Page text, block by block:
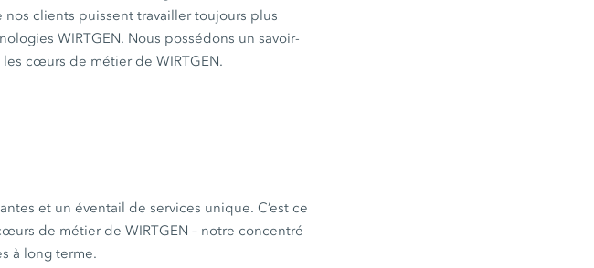
clients puissent travailler toujours plus
WIRTGEN. Nous possédons un savoir-
cœurs de métier de WIRTGEN.
et un éventail de services unique. C’est ce
de métier de WIRTGEN – notre concentré
à long terme.